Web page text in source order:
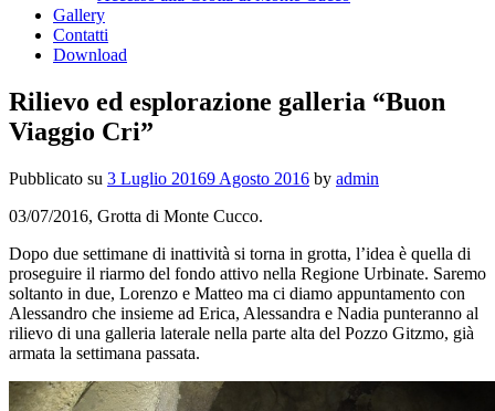
Gallery
Contatti
Download
Rilievo ed esplorazione galleria “Buon
Viaggio Cri”
Pubblicato su 3 Luglio 20169 Agosto 2016 by admin
03/07/2016, Grotta di Monte Cucco.
Dopo due settimane di inattività si torna in grotta, l’idea è quella di
proseguire il riarmo del fondo attivo nella Regione Urbinate. Saremo
soltanto in due, Lorenzo e Matteo ma ci diamo appuntamento con
Alessandro che insieme ad Erica, Alessandra e Nadia punteranno al
rilievo di una galleria laterale nella parte alta del Pozzo Gitzmo, già
armata la settimana passata.